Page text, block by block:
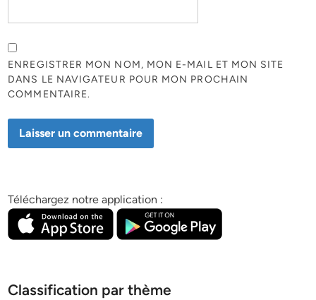
ENREGISTRER MON NOM, MON E-MAIL ET MON SITE
DANS LE NAVIGATEUR POUR MON PROCHAIN
COMMENTAIRE.
Téléchargez notre application :
Classification par thème